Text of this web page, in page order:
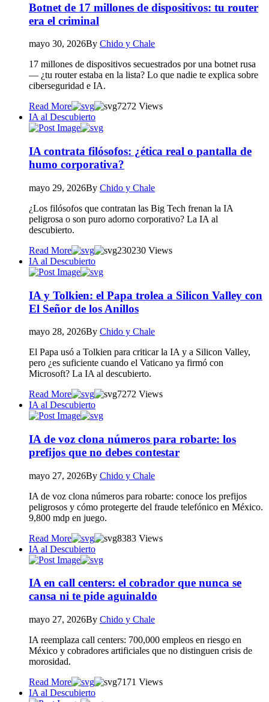
Botnet de 17 millones de dispositivos: tu router
era el criminal
mayo 30, 2026By Chido y Chale
17 millones de dispositivos secuestrados por una botnet rusa
— ¿tu router estaba en la lista? Lo que nadie te explica sobre
ciberseguridad e IA.
Read More
7272 Views
IA al Descubierto
IA contrata filósofos: ¿ética real o pantalla de
humo corporativa?
mayo 29, 2026By Chido y Chale
¿Los filósofos que contratan las Big Tech frenan la IA
peligrosa o son puro adorno corporativo? La IA al
descubierto.
Read More
230230 Views
IA al Descubierto
IA y Tolkien: el Papa trolea a Silicon Valley con
El Señor de los Anillos
mayo 28, 2026By Chido y Chale
El Papa usó a Tolkien para criticar la IA y a Silicon Valley,
pero ¿es suficiente cuando el Vaticano ya firmó con
Microsoft? La IA al descubierto.
Read More
7272 Views
IA al Descubierto
IA de voz clona números para robarte: los
prefijos que no debes contestar
mayo 27, 2026By Chido y Chale
IA de voz clona números para robarte: conoce los prefijos
peligrosos y cómo protegerte del fraude telefónico en México.
9,800 mdp en juego.
Read More
8383 Views
IA al Descubierto
IA en call centers: el cobrador que nunca se
cansa ni te pide aguinaldo
mayo 27, 2026By Chido y Chale
IA reemplaza call centers: 700,000 empleos en riesgo en
México y cobradores artificiales que no distinguen crisis de
morosidad.
Read More
71 71 Views
IA al Descubierto